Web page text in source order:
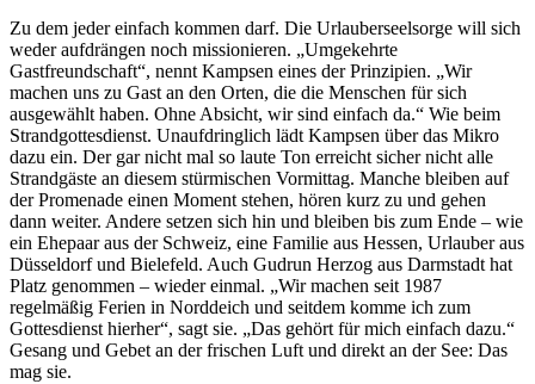
Zu dem jeder einfach kommen darf. Die Urlauberseelsorge will sich
weder aufdrängen noch missionieren. „Umgekehrte
Gastfreundschaft“, nennt Kampsen eines der Prinzipien. „Wir
machen uns zu Gast an den Orten, die die Menschen für sich
ausgewählt haben. Ohne Absicht, wir sind einfach da.“ Wie beim
Strandgottesdienst. Unaufdringlich lädt Kampsen über das Mikro
dazu ein. Der gar nicht mal so laute Ton erreicht sicher nicht alle
Strandgäste an diesem stürmischen Vormittag. Manche bleiben auf
der Promenade einen Moment stehen, hören kurz zu und gehen
dann weiter. Andere setzen sich hin und bleiben bis zum Ende – wie
ein Ehepaar aus der Schweiz, eine Familie aus Hessen, Urlauber aus
Düsseldorf und Bielefeld. Auch Gudrun Herzog aus Darmstadt hat
Platz genommen – wieder einmal. „Wir machen seit 1987
regelmäßig Ferien in Norddeich und seitdem komme ich zum
Gottesdienst hierher“, sagt sie. „Das gehört für mich einfach dazu.“
Gesang und Gebet an der frischen Luft und direkt an der See: Das
mag sie.